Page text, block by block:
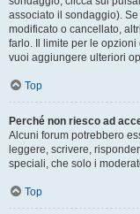
associato il sondaggio).
modificato o cancellato,
farlo. Il limite per le opzioni
vuoi aggiungere ulteriori
Top
Perché non riesco ad
Alcuni forum potrebbero
leggere, scrivere,
speciali, che solo i
Top